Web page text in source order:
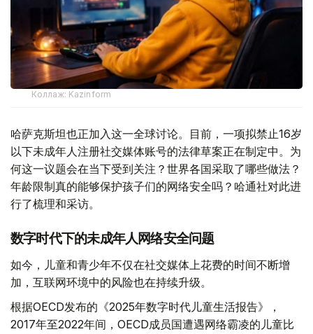
Коллаж: Kazinform
哈萨克斯坦也正加入这一全球讨论。目前，一项拟禁止16岁
以下未成年人注册社交媒体账号的法律草案正在制定中。为
何这一议题会在当下受到关注？世界各国采取了哪些做法？
年龄限制真的能够保护孩子们的网络安全吗？哈通社对此进
行了梳理和采访。
数字时代下的未成年人网络安全问题
如今，儿童和青少年不仅在社交媒体上花费的时间不断增
加，互联网环境中的风险也在持续升级。
根据OECD发布的《2025年数字时代儿童生活报告》，
2017年至2022年间，OECD成员国遭遇网络霸凌的儿童比